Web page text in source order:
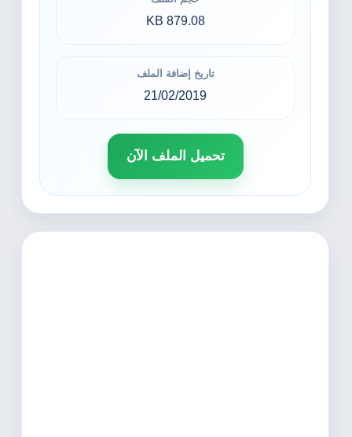
879.08 KB
تاريخ إضافة الملف
21/02/2019
تحميل الملف الآن